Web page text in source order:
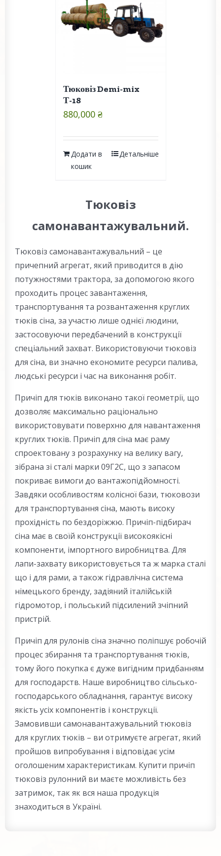
Тюковіз Demi-mix
Т-18
880,000 ₴
Додати в
кошик
Детальніше
Тюковіз
самонавантажувальний.
Тюковіз самонавантажувальний – це
причепний агрегат, який приводится в дію
потужностями трактора, за допомогою якого
проходить процес завантаження,
транспортування та розвантаження круглих
тюків сіна, за участю лише однієї людини,
застосовуючи передбачений в конструкції
спеціальний захват. Використовуючи тюковіз
для сіна, ви значно економите ресурси палива,
людські ресурси і час на виконання робіт.
Причіп для тюків виконано такої геометрії, що
дозволяє максимально раціонально
використовувати поверхню для навантаження
круглих тюків. Причіп для сіна має раму
спроектовану з розрахунку на велику вагу,
зібрана зі сталі марки 09Г2С, що з запасом
покриває вимоги до вантажопідйомності.
Завдяки особливостям колісної бази, тюковози
для транспортування сіна, мають високу
прохідність по бездоріжжю. Причіп-підбирач
сіна має в своїй конструкції високоякісні
компоненти, імпортного виробництва. Для
лапи-захвату використовується та ж марка сталі
що і для рами, а також гідравлічна система
німецького бренду, задіяний італійській
гідромотор, і польський підсилений зчіпний
пристрій.
Причіп для рулонів сіна значно поліпшує робочій
процес збирання та транспортування тюків,
тому його покупка є дуже вигідним придбанням
для господарств. Наше виробництво сільсько-
господарського обладнання, гарантує високу
якість усіх компонентів і конструкції.
Замовивши самонавантажувальний тюковіз
для круглих тюків – ви отримуєте агрегат, який
пройшов випробування і відповідає усім
оголошеним характеристикам. Купити причіп
тюковіз рулонний ви маєте можливість без
затримок, так як вся наша продукція
знаходиться в Україні.